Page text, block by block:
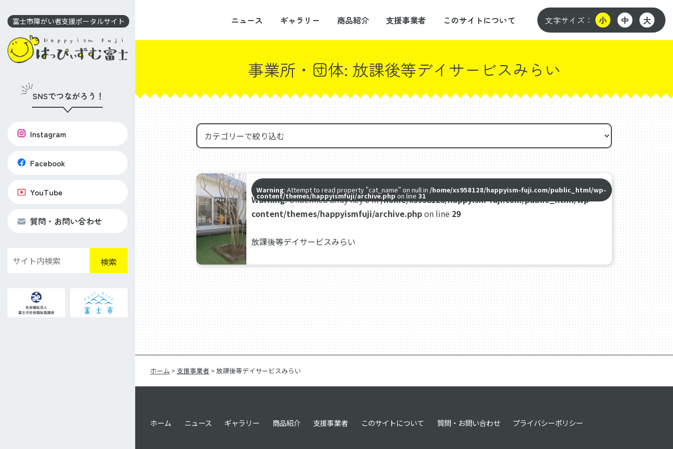
富士市障がい者支援ポータルサイト
SNSでつながろう！
Instagram
Facebook
YouTube
質問・お問い合わせ
検索
ニュース ギャラリー 商品紹介 支援事業者 このサイトについて 文字サイズ： 小 中 大
事業所・団体: 放課後等デイサービスみらい
Warning: Undefined array key 0 in/home/xs958128/happyism-fuji.com/public_html/wp-
content/themes/happyismfuji/archive.phpon line 29
Warning: Attempt to read property "cat_name" on null in/home/xs958128/happyism-fuji.com/public_html/wp-
content/themes/happyismfuji/archive.phpon line31
2023年12月22日
放課後等デイサービスみらい
ホーム > 支援事業者 > 放課後等デイサービスみらい
ホーム ニュース ギャラリー 商品紹介 支援事業者 このサイトについて 質問・お問い合わせ プライバシーポリシー